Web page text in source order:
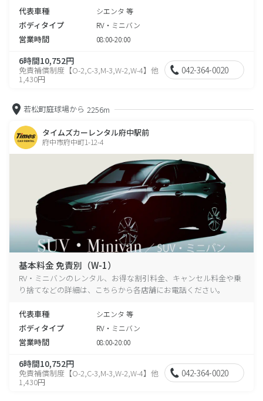
代表車種 シエンタ 等
ボディタイプ RV・ミニバン
営業時間 08:00-20:00
6時間10,752円
免責補償制度【O-2,C-3,M-3,W-2,W-4】他
1,430円
042-364-0020
若松町庭球場から 2256m
タイムズカーレンタル府中駅前
府中市府中町1-12-4
基本料金 免責別（W-1）
RV・ミニバンのレンタル、お得な割引料金、キャンセル料金や乗
り捨てなどの詳細は、こちらから各店舗にお電話ください。
代表車種 シエンタ 等
ボディタイプ RV・ミニバン
営業時間 08:00-20:00
6時間10,752円
免責補償制度【O-2,C-3,M-3,W-2,W-4】他
1,430円
042-364-0020